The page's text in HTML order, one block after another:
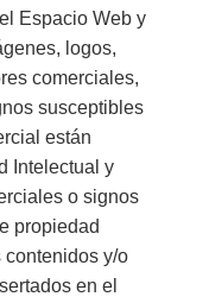
Espacio Web y
logos,
comerciales,
susceptibles
están
Intelectual y
o signos
propiedad
contenidos y/o
en el